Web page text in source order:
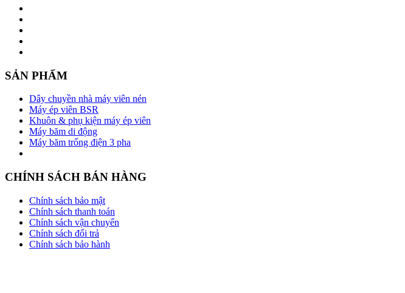
SẢN PHẨM
Dây chuyền nhà máy viên nén
Máy ép viên BSR
Khuôn & phụ kiện máy ép viên
Máy băm di động
Máy băm trống điện 3 pha
CHÍNH SÁCH BÁN HÀNG
Chính sách bảo mật
Chính sách thanh toán
Chính sách vận chuyển
Chính sách đổi trả
Chính sách bảo hành